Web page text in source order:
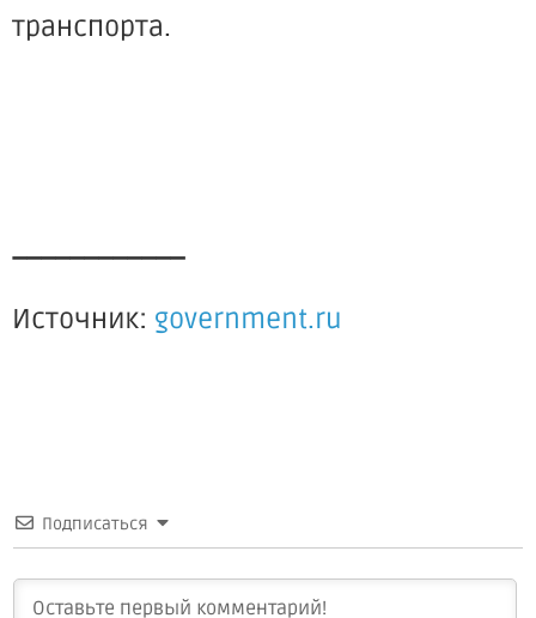
транспорта.
Источник: government.ru
Подписаться